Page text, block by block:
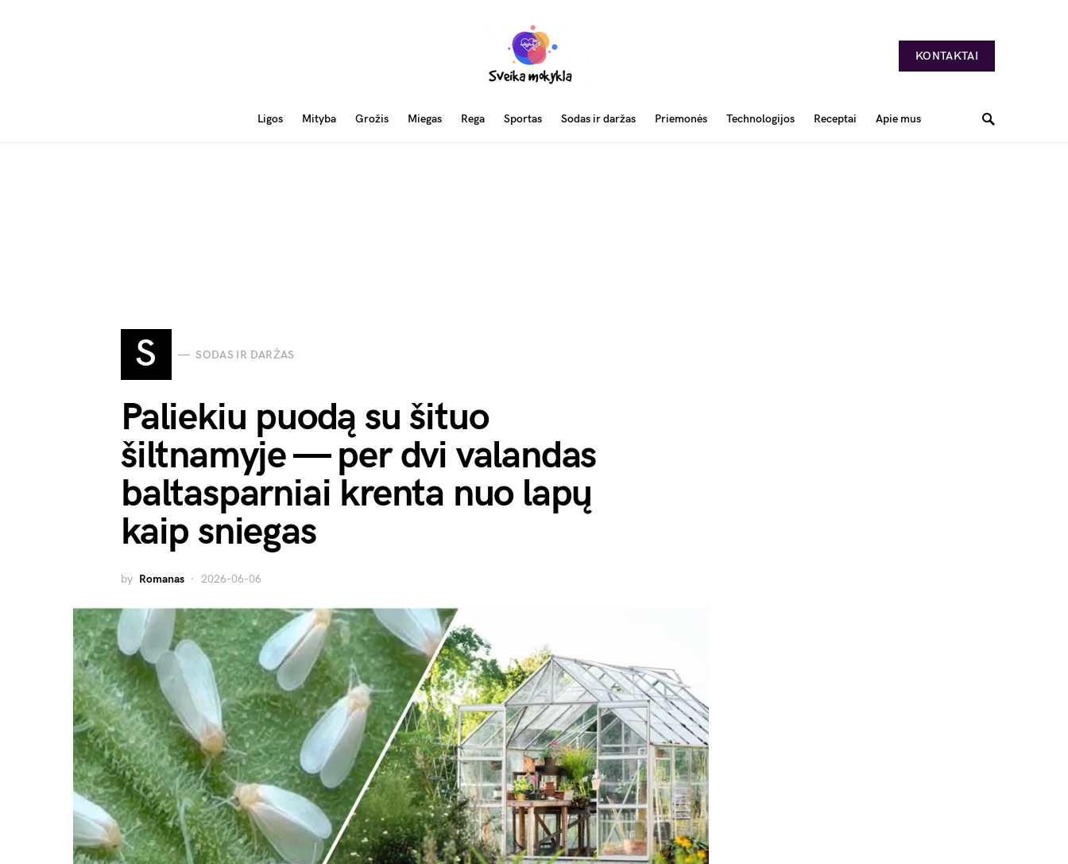
KONTAKTAI
Ligos Mityba Grožis Miegas Rega Sportas Sodas ir daržas Priemonės Technologijos Receptai Apie mus
S SODAS IR DARŽAS
Paliekiu puodą su šituo
šiltnamyje — per dvi valandas
baltasparniai krenta nuo lapų
kaip sniegas
by Romanas 2026-06-06